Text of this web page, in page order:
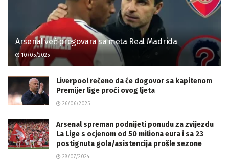
Arsenal već pregovara sa meta Real Madrida
10/05/2025
Liverpool rečeno da će dogovor sa kapitenom
Premijer lige proći ovog ljeta
26/06/2025
Arsenal spreman podnijeti ponudu za zvijezdu
La Lige s ocjenom od 50 miliona eura i sa 23
postignuta gola/asistencija prošle sezone
28/07/2024